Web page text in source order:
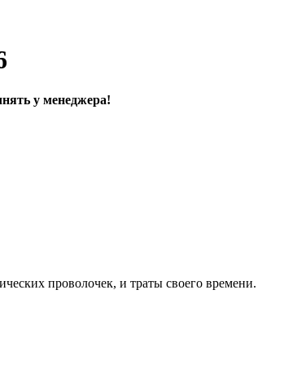
у менеджера!
проволочек, и траты своего времени.